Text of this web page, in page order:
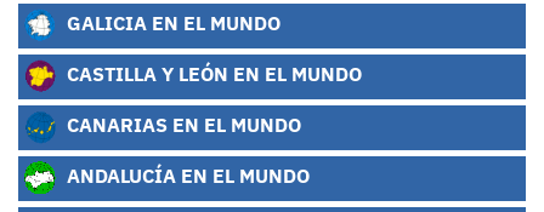
GALICIA EN EL MUNDO
CASTILLA Y LEÓN EN EL MUNDO
CANARIAS EN EL MUNDO
ANDALUCÍA EN EL MUNDO